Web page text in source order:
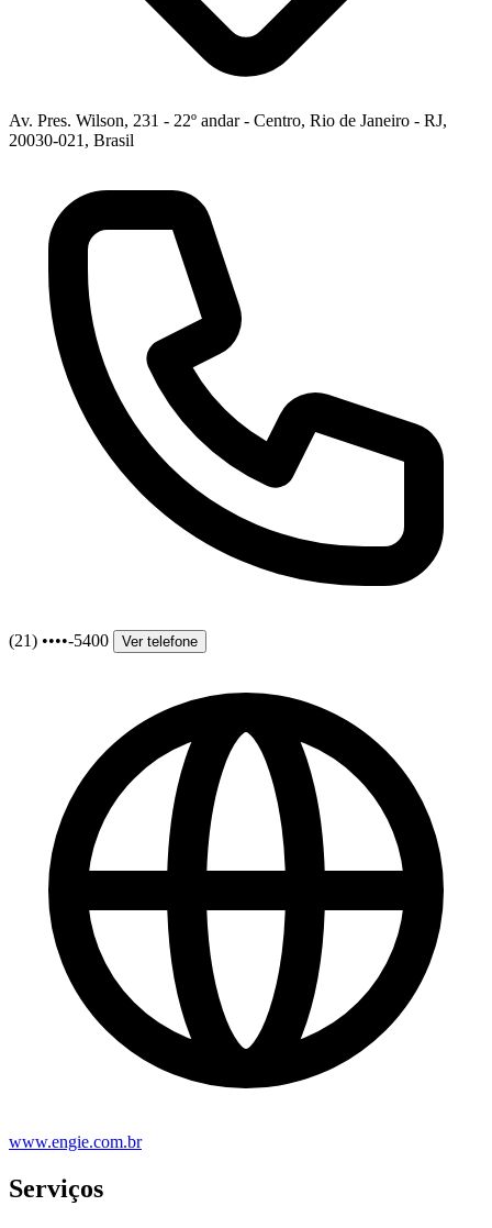
Av. Pres. Wilson, 231 - 22º andar - Centro, Rio de Janeiro - RJ,
20030-021, Brasil
(21) ••••-5400 Ver telefone
www.engie.com.br
Serviços